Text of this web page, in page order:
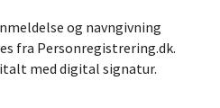
og navngivning
fra Personregistrering.dk.
med digital signatur.